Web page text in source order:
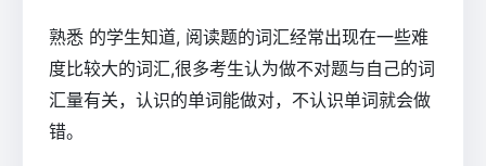
熟悉 的学生知道, 阅读题的词汇经常出现在一些难
度比较大的词汇,很多考生认为做不对题与自己的词
汇量有关，认识的单词能做对，不认识单词就会做
错。